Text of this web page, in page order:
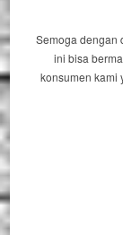
Semoga dengan
ini bisa
konsumen kami